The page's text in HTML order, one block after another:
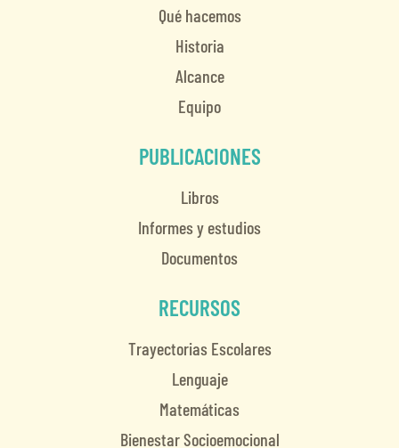
Qué hacemos
Historia
Alcance
Equipo
PUBLICACIONES
Libros
Informes y estudios
Documentos
RECURSOS
Trayectorias Escolares
Lenguaje
Matemáticas
Bienestar Socioemocional